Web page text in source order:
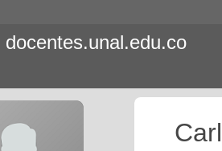
docentes.unal.edu.co